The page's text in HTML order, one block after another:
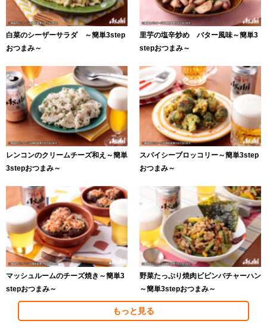
白菜のシーザーサラダ ～簡単3step
おつまみ～
里芋の塩辛炒め バター風味～簡単3
stepおつまみ～
レンコンのクリームチーズ和え～簡単
3stepおつまみ～
スパイシーブロッコリー～簡単3step
おつまみ～
マッシュルームのチーズ焼き～簡単3
stepおつまみ～
野菜たっぷり焼肉ビビンバチャーハン
～簡単3stepおつまみ～
もっと見る